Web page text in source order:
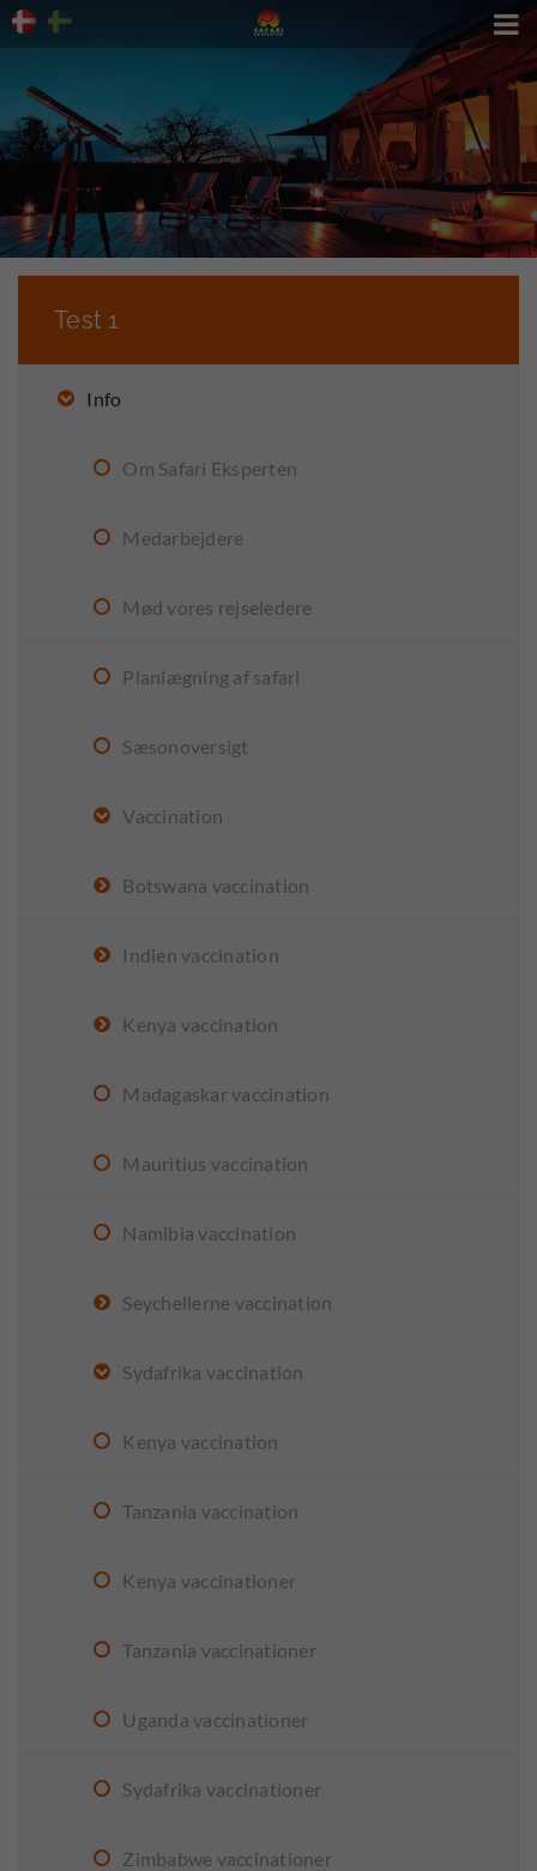

Test 1
Info
Om Safari Eksperten
Medarbejdere
Mød vores rejseledere
Planlægning af safari
Sæsonoversigt
Vaccination
Botswana vaccination
Indien vaccination
Kenya vaccination
Madagaskar vaccination
Mauritius vaccination
Namibia vaccination
Seychellerne vaccination
Sydafrika vaccination
Kenya vaccination
Tanzania vaccination
Kenya vaccinationer
Tanzania vaccinationer
Uganda vaccinationer
Sydafrika vaccinationer
Zimbabwe vaccinationer